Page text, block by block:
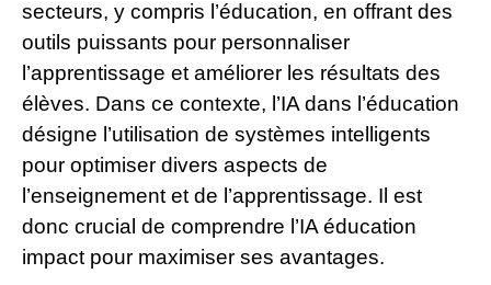
secteurs, y compris l’éducation, en offrant des
outils puissants pour personnaliser
l’apprentissage et améliorer les résultats des
élèves. Dans ce contexte, l’IA dans l’éducation
désigne l’utilisation de systèmes intelligents
pour optimiser divers aspects de
l’enseignement et de l’apprentissage. Il est
donc crucial de comprendre l’IA éducation
impact pour maximiser ses avantages.